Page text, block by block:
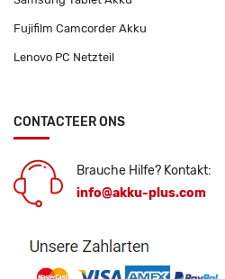
Fujifilm Camcorder Akku
Lenovo PC Netzteil
CONTACTEER ONS
Brauche Hilfe? Kontakt:
info@akku-plus.com